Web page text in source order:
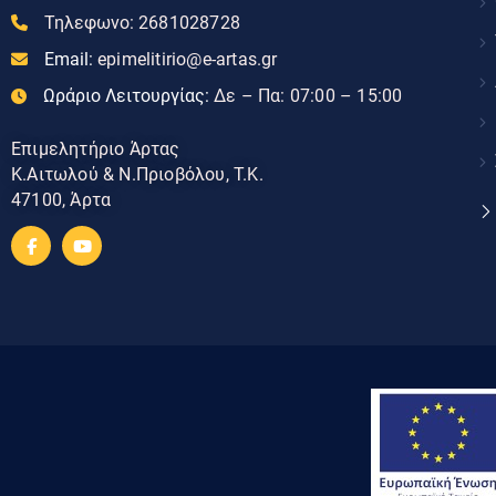
Τηλεφωνο: 2681028728
Email: epimelitirio@e-artas.gr
Ωράριο Λειτουργίας: Δε – Πα: 07:00 – 15:00
Επιμελητήριο Άρτας
Κ.Αιτωλού & Ν.Πριοβόλου, Τ.Κ.
47100, Άρτα